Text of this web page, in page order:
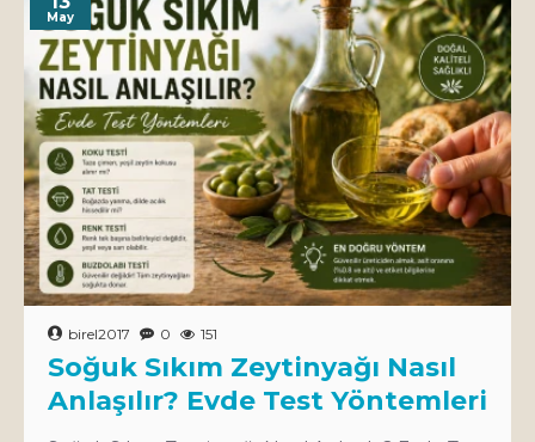
May
birel2017 0 151
Soğuk Sıkım Zeytinyağı Nasıl
Anlaşılır? Evde Test Yöntemleri